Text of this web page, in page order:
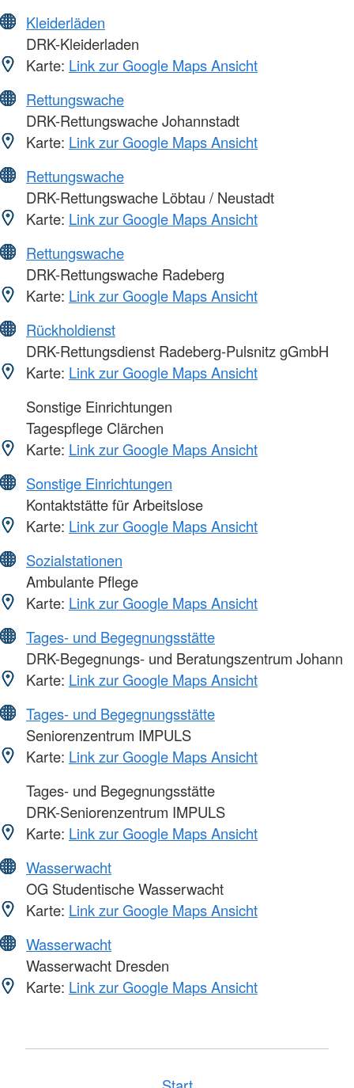
Kleiderläden
DRK-Kleiderladen
Karte: Link zur Google Maps Ansicht
Rettungswache
DRK-Rettungswache Johannstadt
Karte: Link zur Google Maps Ansicht
Rettungswache
DRK-Rettungswache Löbtau / Neustadt
Karte: Link zur Google Maps Ansicht
Rettungswache
DRK-Rettungswache Radeberg
Karte: Link zur Google Maps Ansicht
Rückholdienst
DRK-Rettungsdienst Radeberg-Pulsnitz gGmbH
Karte: Link zur Google Maps Ansicht
Sonstige Einrichtungen
Tagespflege Clärchen
Karte: Link zur Google Maps Ansicht
Sonstige Einrichtungen
Kontaktstätte für Arbeitslose
Karte: Link zur Google Maps Ansicht
Sozialstationen
Ambulante Pflege
Karte: Link zur Google Maps Ansicht
Tages- und Begegnungsstätte
DRK-Begegnungs- und Beratungszentrum Johann
Karte: Link zur Google Maps Ansicht
Tages- und Begegnungsstätte
Seniorenzentrum IMPULS
Karte: Link zur Google Maps Ansicht
Tages- und Begegnungsstätte
DRK-Seniorenzentrum IMPULS
Karte: Link zur Google Maps Ansicht
Wasserwacht
OG Studentische Wasserwacht
Karte: Link zur Google Maps Ansicht
Wasserwacht
Wasserwacht Dresden
Karte: Link zur Google Maps Ansicht